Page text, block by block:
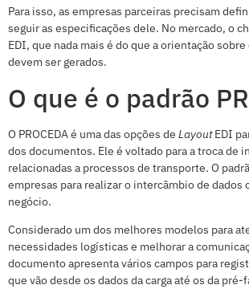
Para isso, as empresas parceiras precisam
seguir as especificações dele. No mercado, o
EDI, que nada mais é do que a orientação
devem ser gerados.
O que é o padrão
O PROCEDA é uma das opções de LayoutEDI
dos documentos. Ele é voltado para a troca de
relacionadas a processos de transporte. O
empresas para realizar o intercâmbio de dados
negócio.
Considerado um dos melhores modelos para
necessidades logísticas e melhorar a
documento apresenta vários campos para
que vão desde os dados da carga até os da pré-